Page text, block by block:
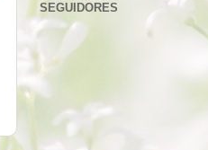
SEGUIDORES